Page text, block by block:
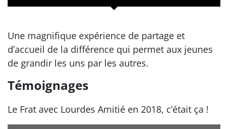
Une magnifique expérience de partage et
d’accueil de la différence qui permet aux jeunes
de grandir les uns par les autres.
Témoignages
Le Frat avec Lourdes Amitié en 2018, c’était ça !